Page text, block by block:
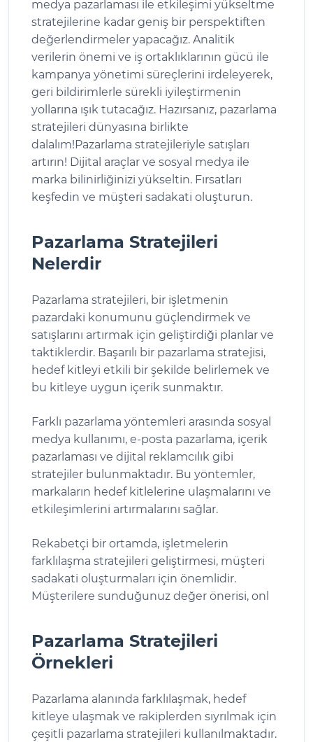
medya pazarlaması ile etkileşimi yükseltme
stratejilerine kadar geniş bir perspektiften
değerlendirmeler yapacağız. Analitik
verilerin önemi ve iş ortaklıklarının gücü ile
kampanya yönetimi süreçlerini irdeleyerek,
geri bildirimlerle sürekli iyileştirmenin
yollarına ışık tutacağız. Hazırsanız, pazarlama
stratejileri dünyasına birlikte
dalalım!Pazarlama stratejileriyle satışları
artırın! Dijital araçlar ve sosyal medya ile
marka bilinirliğinizi yükseltin. Fırsatları
keşfedin ve müşteri sadakati oluşturun.
Pazarlama Stratejileri
Nelerdir
Pazarlama stratejileri, bir işletmenin
pazardaki konumunu güçlendirmek ve
satışlarını artırmak için geliştirdiği planlar ve
taktiklerdir. Başarılı bir pazarlama stratejisi,
hedef kitleyi etkili bir şekilde belirlemek ve
bu kitleye uygun içerik sunmaktır.
Farklı pazarlama yöntemleri arasında sosyal
medya kullanımı, e-posta pazarlama, içerik
pazarlaması ve dijital reklamcılık gibi
stratejiler bulunmaktadır. Bu yöntemler,
markaların hedef kitlelerine ulaşmalarını ve
etkileşimlerini artırmalarını sağlar.
Rekabetçi bir ortamda, işletmelerin
farklılaşma stratejileri geliştirmesi, müşteri
sadakati oluşturmaları için önemlidir.
Müşterilere sunduğunuz değer önerisi, onl
Pazarlama Stratejileri
Örnekleri
Pazarlama alanında farklılaşmak, hedef
kitleye ulaşmak ve rakiplerden sıyrılmak için
çeşitli pazarlama stratejileri kullanılmaktadır.